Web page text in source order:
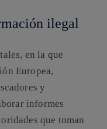
ilegal
en la que
Europea,
y
informes
que toman